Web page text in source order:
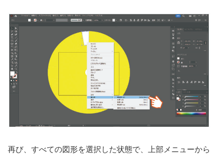
再び、すべての図形を選択した状態で、上部メニューから